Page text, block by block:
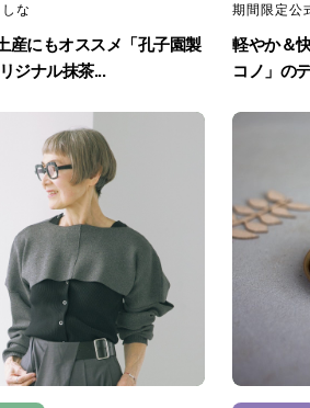
な
産にもオススメ「孔子園製
ジナル抹茶...
期間限定公
軽やか＆
コノ」の